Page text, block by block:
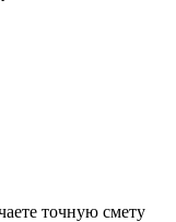
точную смету